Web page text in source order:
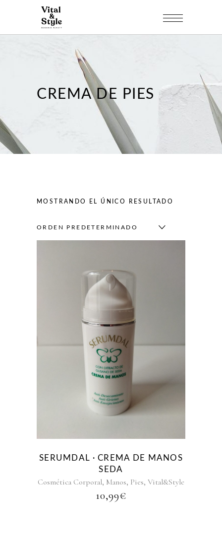
CREMA DE PIES
MOSTRANDO EL ÚNICO RESULTADO
ORDEN PREDETERMINADO
SERUMDAL · CREMA DE MANOS
SEDA
Cosmética Corporal, Manos, Pies, Vital&Style
10,99€